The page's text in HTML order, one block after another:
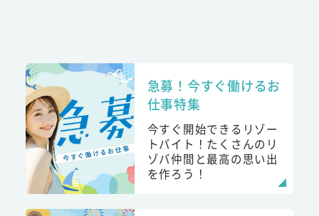
急募！今すぐ働けるお
仕事特集
今すぐ開始できるリゾー
トバイト！たくさんのリ
ゾバ仲間と最高の思い出
を作ろう！